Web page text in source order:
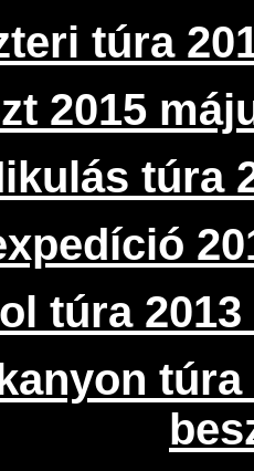
túra
2015
túra
túra